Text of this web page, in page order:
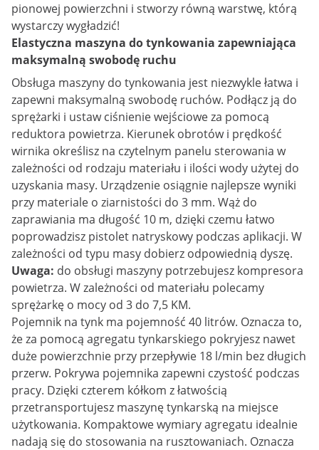
pionowej powierzchni i stworzy równą warstwę, którą
wystarczy wygładzić!
Elastyczna maszyna do tynkowania zapewniająca
maksymalną swobodę ruchu
Obsługa maszyny do tynkowania jest niezwykle łatwa i
zapewni maksymalną swobodę ruchów. Podłącz ją do
sprężarki i ustaw ciśnienie wejściowe za pomocą
reduktora powietrza. Kierunek obrotów i prędkość
wirnika określisz na czytelnym panelu sterowania w
zależności od rodzaju materiału i ilości wody użytej do
uzyskania masy. Urządzenie osiągnie najlepsze wyniki
przy materiale o ziarnistości do 3 mm. Wąż do
zaprawiania ma długość 10 m, dzięki czemu łatwo
poprowadzisz pistolet natryskowy podczas aplikacji. W
zależności od typu masy dobierz odpowiednią dyszę.
Uwaga: do obsługi maszyny potrzebujesz kompresora
powietrza. W zależności od materiału polecamy
sprężarkę o mocy od 3 do 7,5 KM.
Pojemnik na tynk ma pojemność 40 litrów. Oznacza to,
że za pomocą agregatu tynkarskiego pokryjesz nawet
duże powierzchnie przy przepływie 18 l/min bez długich
przerw. Pokrywa pojemnika zapewni czystość podczas
pracy. Dzięki czterem kółkom z łatwością
przetransportujesz maszynę tynkarską na miejsce
użytkowania. Kompaktowe wymiary agregatu idealnie
nadają się do stosowania na rusztowaniach. Oznacza